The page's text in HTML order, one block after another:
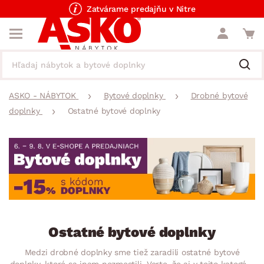
Zatvárame predajňu v Nitre
ASKO - NÁBYTOK Bytové doplnky
Drobné bytové
doplnky
Ostatné bytové doplnky
Ostatné bytové doplnky
Medzi drobné doplnky sme tiež zaradili ostatné bytové